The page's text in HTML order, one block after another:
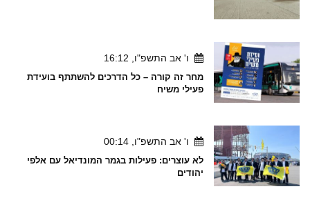
ו' אב התשפ"ו, 16:12
מחר זה קורה – כל הדרכים להשתתף בועידת
פעילי משיח
ו' אב התשפ"ו, 00:14
לא עוצרים: פעילות בגמר המונדיאל עם אלפי
יהודים